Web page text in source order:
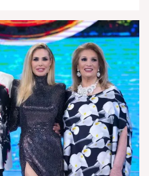
Marchetti, Andrea Cerioli e
anticipato, nella puntata di
in Honduras due [']